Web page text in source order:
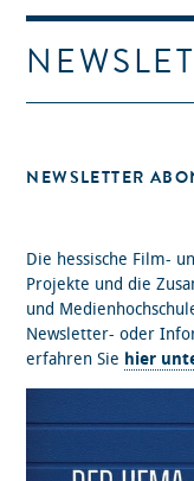
NEWSLETTER
Die hessische Film-
Projekte und die
und
Newsletter- oder
erfahren Sie hier